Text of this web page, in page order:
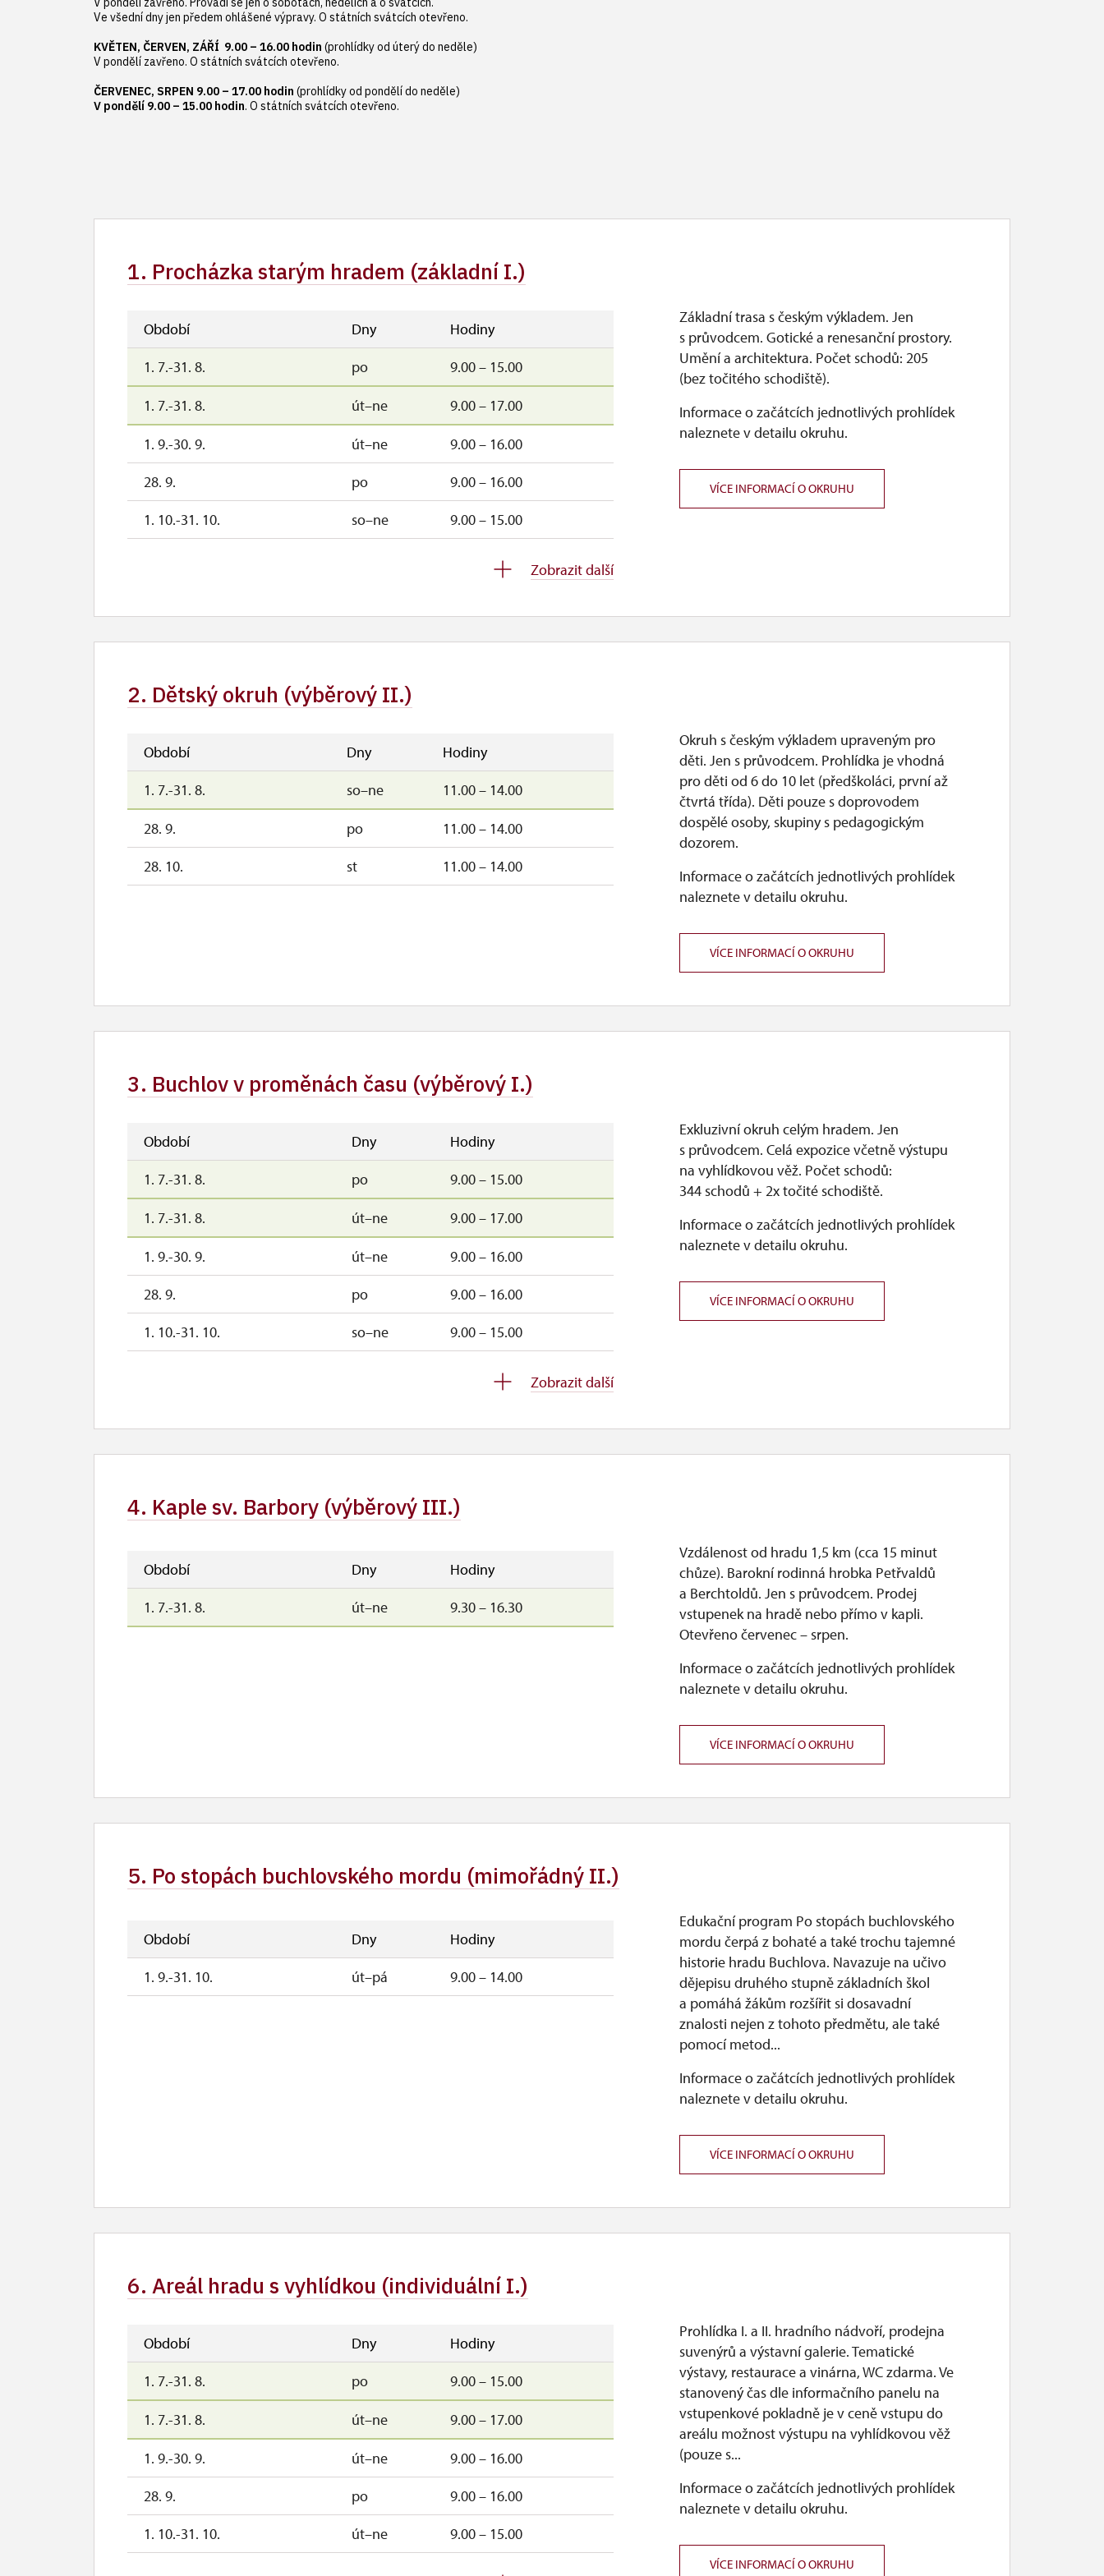
Ve všední dny jen předem ohlášené výpravy. O státních svátcích otevřeno.
KVĚTEN, ČERVEN, ZÁŘÍ 9.00 – 16.00 hodin (prohlídky od úterý do neděle)
V pondělí zavřeno. O státních svátcích otevřeno.
ČERVENEC, SRPEN 9.00 – 17.00 hodin (prohlídky od pondělí do neděle)
V pondělí 9.00 – 15.00 hodin. O státních svátcích otevřeno.
1. Procházka starým hradem (základní I.)
Období Dny
Hodiny
1. 7.-31. 8.
po 9.00 – 15.00
1. 7.-31. 8. út–ne 9.00 – 17.00
1. 9.-30. 9. út–ne
9.00 – 16.00
28. 9.
po
9.00 – 16.00
1. 10.-31. 10.
so–ne
9.00 – 15.00
9.00 – 15.00
Zobrazit další
Základní trasa s českým výkladem. Jen
s průvodcem. Gotické a renesanční prostory.
Umění a architektura. Počet schodů: 205
(bez točitého schodiště).
Informace o začátcích jednotlivých prohlídek
naleznete v detailu okruhu.
VÍCE INFORMACÍ O OKRUHU
2. Dětský okruh (výběrový II.)
Období Dny
Hodiny
1. 7.-31. 8.
so–ne 11.00 – 14.00
28. 9. po
11.00 – 14.00
28. 10.
st 11.00 – 14.00
Okruh s českým výkladem upraveným pro
děti. Jen s průvodcem. Prohlídka je vhodná
pro děti od 6 do 10 let (předškoláci, první až
čtvrtá třída). Děti pouze s doprovodem
dospělé osoby, skupiny s pedagogickým
dozorem.
Informace o začátcích jednotlivých prohlídek
naleznete v detailu okruhu.
VÍCE INFORMACÍ O OKRUHU
3. Buchlov v proměnách času (výběrový I.)
Období Dny
Hodiny
1. 7.-31. 8.
po 9.00 – 15.00
1. 7.-31. 8. út–ne 9.00 – 17.00
1. 9.-30. 9. út–ne
9.00 – 16.00
28. 9.
po
9.00 – 16.00
1. 10.-31. 10.
so–ne
9.00 – 15.00
9.00 – 15.00
Zobrazit další
Exkluzivní okruh celým hradem. Jen
s průvodcem. Celá expozice včetně výstupu
na vyhlídkovou věž. Počet schodů:
344 schodů + 2x točité schodiště.
Informace o začátcích jednotlivých prohlídek
naleznete v detailu okruhu.
VÍCE INFORMACÍ O OKRUHU
4. Kaple sv. Barbory (výběrový III.)
Období Dny
Hodiny
1. 7.-31. 8.
út–ne 9.30 – 16.30
Vzdálenost od hradu 1,5 km (cca 15 minut
chůze). Barokní rodinná hrobka Petřvaldů
a Berchtoldů. Jen s průvodcem. Prodej
vstupenek na hradě nebo přímo v kapli.
Otevřeno červenec – srpen.
Informace o začátcích jednotlivých prohlídek
naleznete v detailu okruhu.
VÍCE INFORMACÍ O OKRUHU
5. Po stopách buchlovského mordu (mimořádný II.)
Období Dny
Hodiny
1. 9.-31. 10.
út–pá 9.00 – 14.00
Edukační program Po stopách buchlovského
mordu čerpá z bohaté a také trochu tajemné
historie hradu Buchlova. Navazuje na učivo
dějepisu druhého stupně základních škol
a pomáhá žákům rozšířit si dosavadní
znalosti nejen z tohoto předmětu, ale také
pomocí metod...
Informace o začátcích jednotlivých prohlídek
naleznete v detailu okruhu.
VÍCE INFORMACÍ O OKRUHU
6. Areál hradu s vyhlídkou (individuální I.)
Období Dny
Hodiny
1. 7.-31. 8.
po 9.00 – 15.00
1. 7.-31. 8. út–ne 9.00 – 17.00
1. 9.-30. 9. út–ne
9.00 – 16.00
28. 9.
po
9.00 – 16.00
1. 10.-31. 10.
út–ne
9.00 – 15.00
9.00 – 15.00
Prohlídka I. a II. hradního nádvoří, prodejna
suvenýrů a výstavní galerie. Tematické
výstavy, restaurace a vinárna, WC zdarma. Ve
stanovený čas dle informačního panelu na
vstupenkové pokladně je v ceně vstupu do
areálu možnost výstupu na vyhlídkovou věž
(pouze s...
Informace o začátcích jednotlivých prohlídek
naleznete v detailu okruhu.
VÍCE INFORMACÍ O OKRUHU